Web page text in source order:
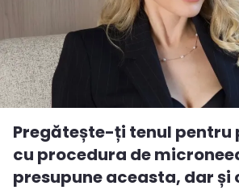
Pregătește-ți tenul
cu procedura de
presupune aceasta, dar și